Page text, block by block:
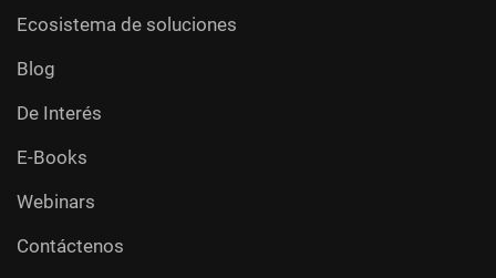
Ecosistema de soluciones
Blog
De Interés
E-Books
Webinars
Contáctenos